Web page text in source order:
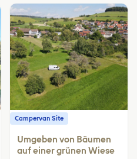
Campervan Site
Umgeben von Bäumen
auf einer grünen Wiese